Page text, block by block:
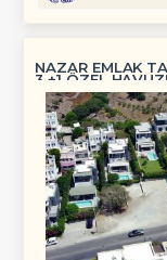
NAZAR EMLAK
3 +1 ÖZEL